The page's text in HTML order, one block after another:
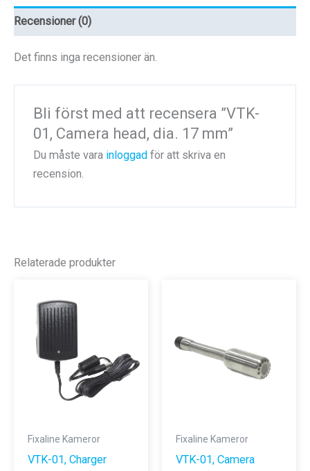
mängd
Recensioner (0)
Det finns inga recensioner än.
Bli först med att recensera ”VTK-
01, Camera head, dia. 17 mm”
Du måste vara inloggad för att skriva en
recension.
Relaterade produkter
Fixaline Kameror
VTK-01, Charger
Fixaline Kameror
VTK-01, Camera